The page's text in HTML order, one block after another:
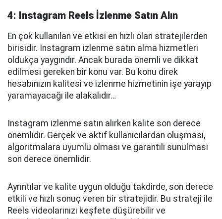
4: Instagram Reels İzlenme Satın Alın
En çok kullanılan ve etkisi en hızlı olan stratejilerden
birisidir. Instagram izlenme satın alma hizmetleri
oldukça yaygındır. Ancak burada önemli ve dikkat
edilmesi gereken bir konu var. Bu konu direk
hesabınızın kalitesi ve izlenme hizmetinin işe yarayıp
yaramayacağı ile alakalıdır…
Instagram izlenme satın alırken kalite son derece
önemlidir. Gerçek ve aktif kullanıcılardan oluşması,
algoritmalara uyumlu olması ve garantili sunulması
son derece önemlidir.
Ayrıntılar ve kalite uygun olduğu takdirde, son derece
etkili ve hızlı sonuç veren bir stratejidir. Bu strateji ile
Reels videolarınızı keşfete düşürebilir ve